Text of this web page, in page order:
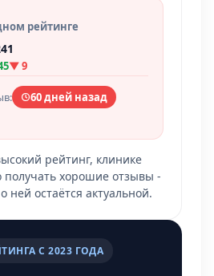
рейтинге
▼ 9
60 дней назад
рейтинг, клинике
получать хорошие отзывы -
ней остаётся актуальной.
С 2023 ГОДА